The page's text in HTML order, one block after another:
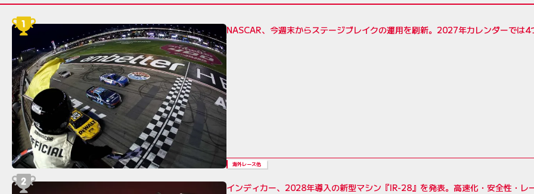
NASCAR、今週末からステージブレイクの運用を刷新。2027年カレンダーでは4
海外レース他
インディカー、2028年導入の新型マシン『IR-28』を発表。高速化・安全性・レ